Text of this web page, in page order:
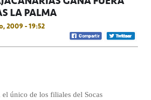
LA PALMA
2009 - 19:52
el único de los filiales del Socas